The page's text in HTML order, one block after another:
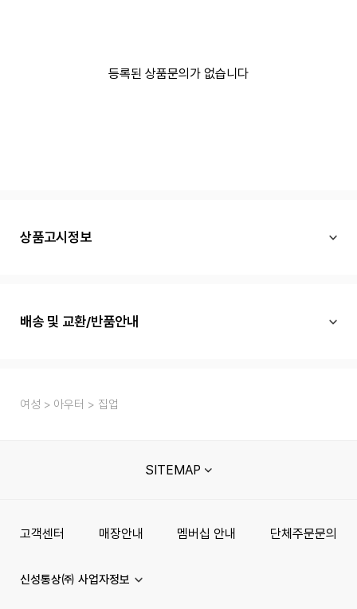
등록된 상품문의가 없습니다
상품고시정보
배송 및 교환/반품안내
여성 아우터 집업
SITEMAP
고객센터 매장안내 멤버십 안내 단체주문문의
신성통상㈜ 사업자정보